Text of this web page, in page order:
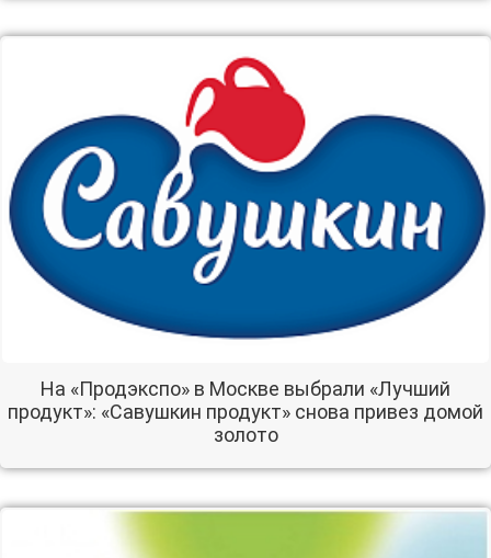
На «Продэкспо» в Москве выбрали «Лучший
продукт»: «Савушкин продукт» снова привез домой
золото